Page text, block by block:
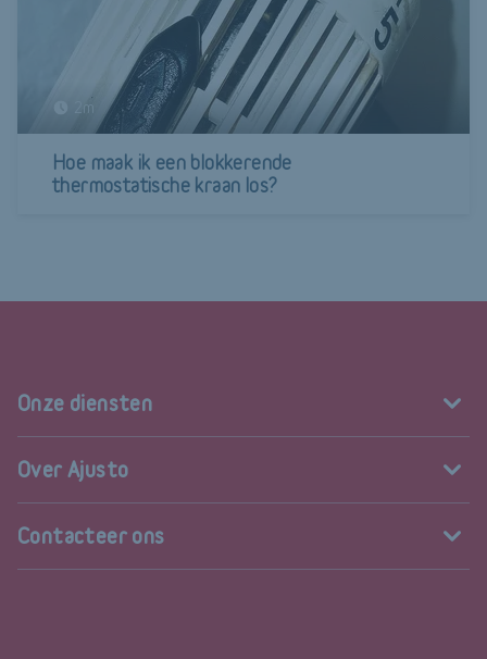
2m
Hoe maak ik een blokkerende
thermostatische kraan los?
Onze diensten
Over Ajusto
Contacteer ons